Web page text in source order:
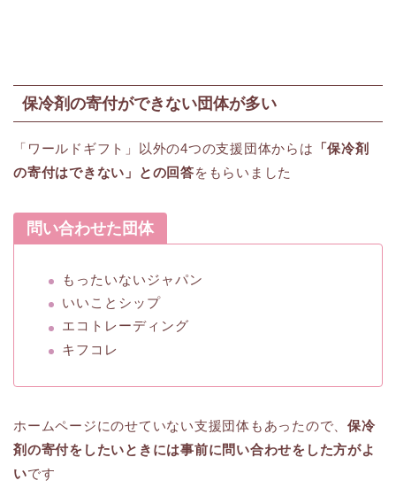
保冷剤の寄付ができない団体が多い
「ワールドギフト」以外の4つの支援団体からは
「保冷剤
の寄付はできない」との回答をもらいました
問い合わせた団体
もったいないジャパン
いいことシップ
エコトレーディング
キフコレ
ホームページにのせていない支援団体もあったので、保冷
剤の寄付をしたいときには事前に問い合わせをした方がよ
いです